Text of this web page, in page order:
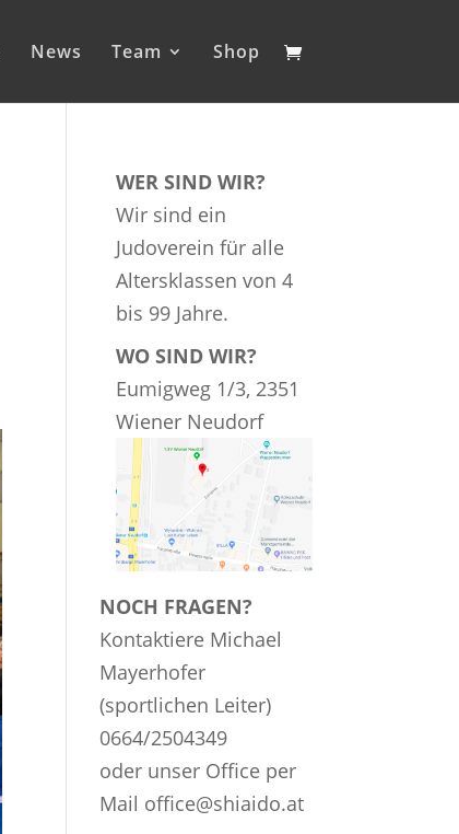
News Team Shop
WER SIND WIR?
Wir sind ein
Judoverein für alle
Altersklassen von 4
bis 99 Jahre.
WO SIND WIR?
Eumigweg 1/3, 2351
Wiener Neudorf
NOCH FRAGEN?
Kontaktiere Michael
Mayerhofer
(sportlichen Leiter)
0664/2504349
oder unser Office per
Mail office@shiaido.at